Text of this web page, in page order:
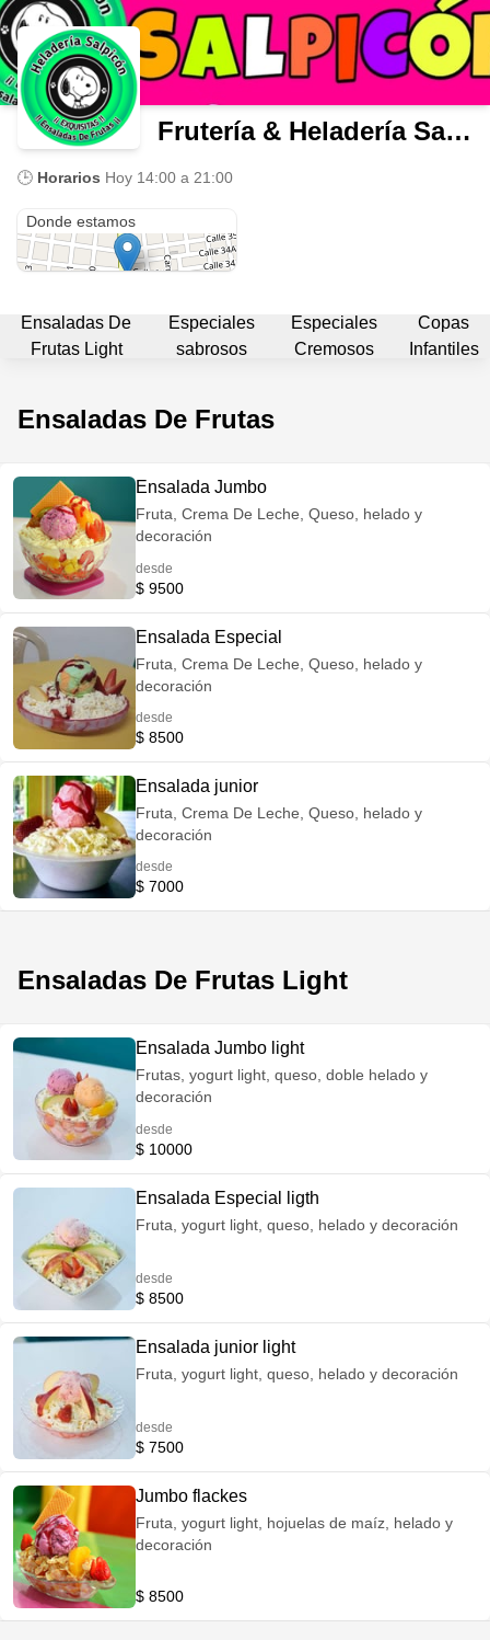
Frutería & Heladería Salpicón
🕒 Horarios Hoy 14:00 a 21:00
Donde estamos
Ensaladas De
Frutas Light
Especiales
sabrosos
Especiales
Cremosos
Copas
Infantiles
Ensaladas De Frutas
Ensalada Jumbo
Fruta, Crema De Leche, Queso, helado y
decoración
desde
$ 9500
Ensalada Especial
Fruta, Crema De Leche, Queso, helado y
decoración
desde
$ 8500
Ensalada junior
Fruta, Crema De Leche, Queso, helado y
decoración
desde
$ 7000
Ensaladas De Frutas Light
Ensalada Jumbo light
Frutas, yogurt light, queso, doble helado y
decoración
desde
$ 10000
Ensalada Especial ligth
Fruta, yogurt light, queso, helado y decoración
desde
$ 8500
Ensalada junior light
Fruta, yogurt light, queso, helado y decoración
desde
$ 7500
Jumbo flackes
Fruta, yogurt light, hojuelas de maíz, helado y
decoración
$ 8500